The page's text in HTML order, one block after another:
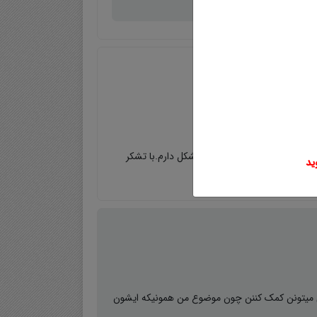
میتونن کمک کننن چون موضوع من همونیکه ایشون